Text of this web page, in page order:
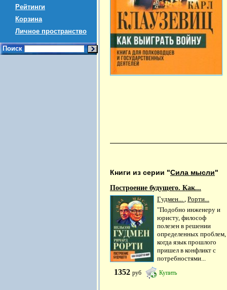
Рейтинги
Корзина
Личное пространство
Поиск
Книги из серии "Сила мысли"
Построение будущего. Как...
Гудмен...
Рорти...
"Подобно инженеру и
юристу, философ
полезен в решении
определенных проблем,
когда язык прошлого
пришел в конфликт с
потребностями...
1352 руб Купить